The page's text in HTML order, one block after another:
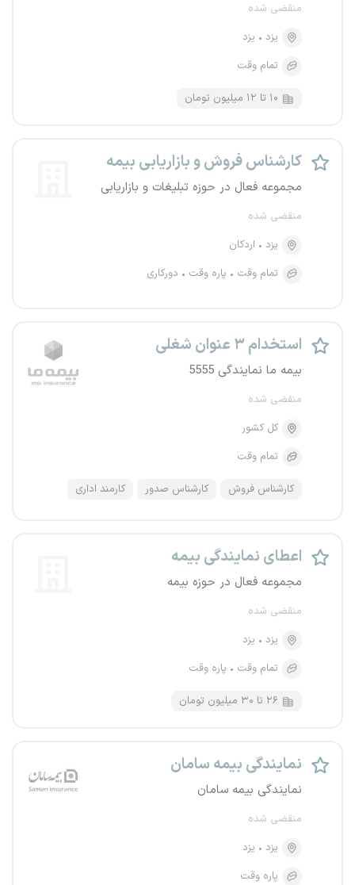
منقضی شده
یزد
یزد
تمام وقت
۱۰ تا ۱۲ میلیون تومان
کارشناس فروش و بازاریابی بیمه
مجموعه فعال در حوزه تبلیغات و بازاریابی
منقضی شده
یزد
اردکان
تمام وقت
پاره وقت دورکاری
استخدام ۳ عنوان شغلی
بیمه ما نمایندگی 5555
منقضی شده
کل کشور
تمام وقت
کارشناس فروش کارشناس صدور کارمند اداری
اعطای نمایندگی بیمه
مجموعه فعال در حوزه بیمه
منقضی شده
یزد
یزد
تمام وقت
پاره وقت
۲۶ تا ۳۰ میلیون تومان
نمایندگی بیمه سامان
نمایندگی بیمه سامان
منقضی شده
یزد
یزد
پاره وقت